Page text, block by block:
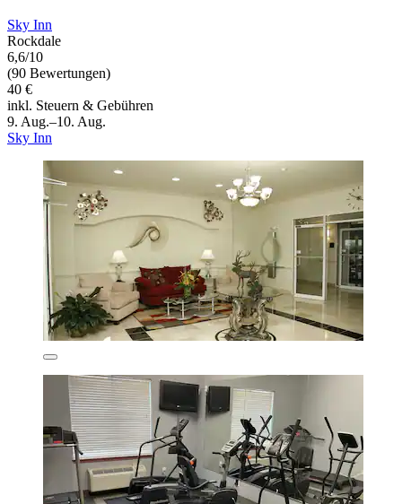
Sky Inn
Rockdale
6,6/10
(90 Bewertungen)
40 €
inkl. Steuern & Gebühren
9. Aug.–10. Aug.
Sky Inn